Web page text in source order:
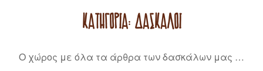
ΚΑΤΗΓΟΡΊΑ:ΔΆΣΚΑΛΟΙ
Ο χώρος με όλα τα άρθρα των δασκάλων μας …